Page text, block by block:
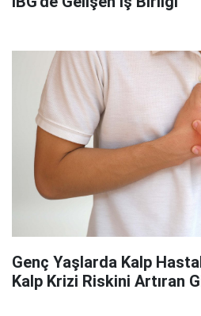
Genç Yaşlarda Kalp
Kalp Krizi Riskini Artıran